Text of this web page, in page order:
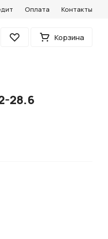
Оплата Контакты
Избранное Корзина
28.6